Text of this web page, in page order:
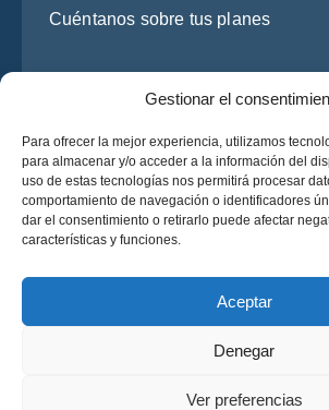
Gestionar el
Para ofrecer la mejor experiencia, utilizamos
para almacenar y/o acceder a la información del
uso de estas tecnologías nos permitirá procesar
comportamiento de navegación o identificadores
dar el consentimiento o retirarlo puede afectar
características y funciones.
Aceptar
Denegar
Ver preferencias
© 2025 OsaBus © Todos los derechos
He leído y acepto laPolítica de
Solicite un
Solicite un presupuesto